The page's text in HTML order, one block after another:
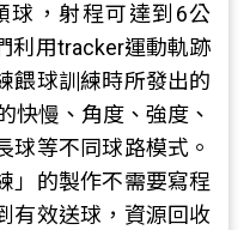
球，射程可達到6公
利用tracker運動軌跡
餵球訓練時所發出的
快慢、角度、強度、
球等不同球路模式。
」的製作不需要寫程
有效送球，資源回收